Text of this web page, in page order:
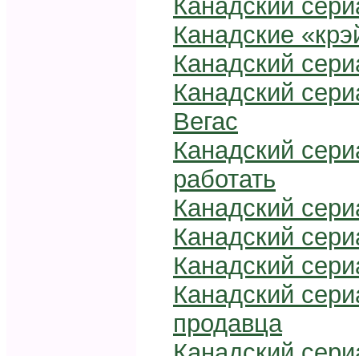
Канадский
Канадские
Канадский
Канадский
Вегас
Канадский
работать
Канадский
Канадский
Канадский
Канадский
продавца